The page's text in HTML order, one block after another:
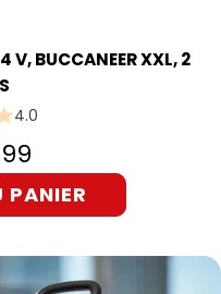
V, BUCCANEER XXL, 2
4.0
PANIER